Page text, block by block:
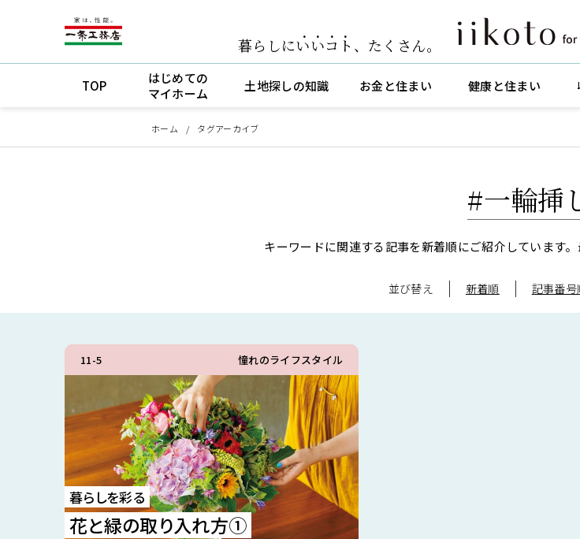
暮らしにいいコト 、 たくさん。
TOP
はじめての
マイホーム
土地探しの知識 お金と住まい 健康と住まい
ホーム タグアーカイブ
#一輪挿
キーワードに関連する記事を新着順にご紹介しています。
並び替え 新着順 記事番号
11-5 憧れのライフスタイル
暮らしを彩る
花と緑の取り入れ方①